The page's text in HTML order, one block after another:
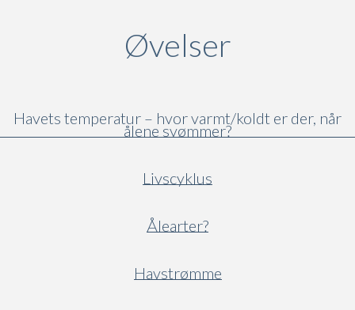
Øvelser
Havets temperatur – hvor varmt/koldt er der, når
ålene svømmer?
Livscyklus
Ålearter?
Havstrømme